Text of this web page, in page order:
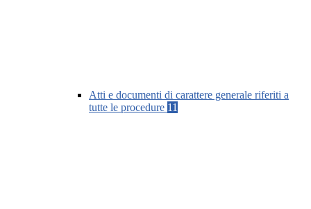
Atti e documenti di carattere generale riferiti a
tutte le procedure 11